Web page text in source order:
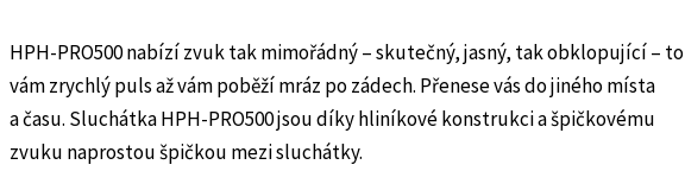
HPH-PRO500 nabízí zvuk tak mimořádný – skutečný, jasný, tak obklopující – to
vám zrychlý puls až vám poběží mráz po zádech. Přenese vás do jiného místa
a času. Sluchátka HPH-PRO500 jsou díky hliníkové konstrukci a špičkovému
zvuku naprostou špičkou mezi sluchátky.